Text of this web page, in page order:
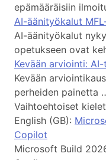
epämääräisiin
AI-äänityökalut
AI-äänityökalut
opetukseen ovat
Kevään arviointi:
Kevään
perheiden painetta
Vaihtoehtoiset kielet
English (GB):
Copilot
Microsoft Build